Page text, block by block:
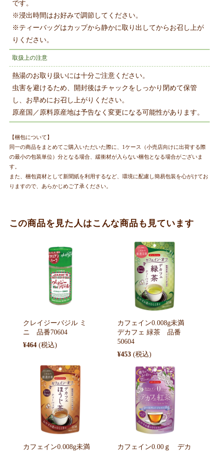
です。
※浸出時間はお好みで調節してください。
※ティーバッグはカップから静かに取り出してからお召し上が
りください。
取扱上の注意
熱湯のお取り扱いには十分ご注意ください。
虫害を避けるため、開封後はチャックをしっかり閉めて保管
し、お早めにお召し上がりください。
原産国／原料原産地は予告なく変更になる可能性があります。
【梱包について】
同一の商品をまとめてご購入いただいた際に、1ケース（小売店向けに出荷する際
の最小の包装単位）分となる場合、緩衝材が入らない梱包となる場合がございま
す。
また、梱包資材として新聞紙を利用するなど、環境に配慮し簡易包装を心がけてお
りますので、あらかじめご了承ください。
この商品を見た人はこんな商品も見ています
クレイジーバジル ミ
ニ 品番70604
¥464
カフェイン0.008g未満
デカフェ 緑茶 品番
50604
¥453
カフェイン0.008g未満
カフェイン0.00ｇ デカ